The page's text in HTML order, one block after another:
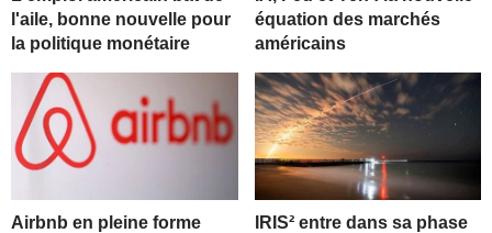
l'aile, bonne nouvelle pour
la politique monétaire
équation des marchés
américains
Airbnb en pleine forme
IRIS² entre dans sa phase